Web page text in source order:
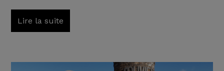
Lire la suite